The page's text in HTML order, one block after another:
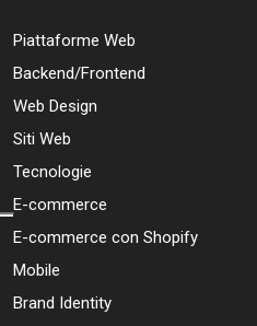
Piattaforme Web
Backend/Frontend
Web Design
Siti Web
Tecnologie
E-commerce
E-commerce con Shopify
Mobile
Brand Identity